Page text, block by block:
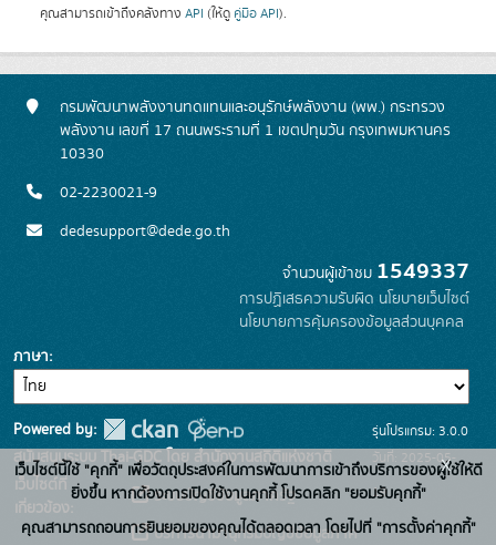
คุณสามารถเข้าถึงคลังทาง API (ให้ดู คู่มือ API).
กรมพัฒนาพลังงานทดแทนและอนุรักษ์พลังงาน (พพ.) กระทรวง
พลังงาน เลขที่ 17 ถนนพระรามที่ 1 เขตปทุมวัน กรุงเทพมหานคร
10330
02-2230021-9
dedesupport@dede.go.th
จำนวนผู้เข้าชม 1549337
การปฏิเสธความรับผิด นโยบายเว็บไซต์
นโยบายการคุ้มครองข้อมูลส่วนบุคคล
ภาษา
Powered by:
สนับสนุนระบบ Thai-GDC โดย สำนักงานสถิติแห่งชาติ
เว็บไซต์ที่
เกี่ยวข้อง:
ระบบบัญชีข้อมูลภาครัฐ
บริการนามานุกรมบัญชีข้อมูลภาค
รุ่นโปรแกรม: 3.0.0
วันที่: 2025-05-
19
เว็บไซต์นี้ใช้ "คุกกี้" เพื่อวัตถุประสงค์ในการพัฒนาการเข้าถึงบริการของผู้ใช้ให้ดี
ยิ่งขึ้น หากต้องการเปิดใช้งานคุกกี้ โปรดคลิก "ยอมรับคุกกี้"
คุณสามารถถอนการยินยอมของคุณได้ตลอดเวลา โดยไปที่ "การตั้งค่าคุกกี้"
x